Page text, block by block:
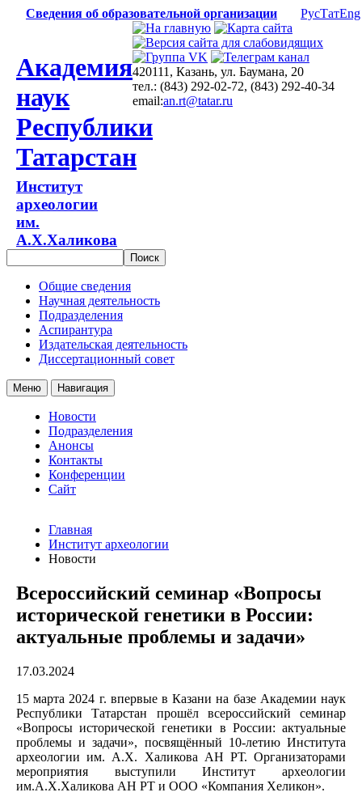
Сведения об образовательной организации РусТатEng
Академия
наук
Республики
Татарстан
Институт
археологии
им.
А.Х.Халикова
420111, Казань, ул. Баумана, 20
тел.: (843) 292-02-72, (843) 292-40-34
email:an.rt@tatar.ru
Общие сведения
Научная деятельность
Подразделения
Аспирантура
Издательская деятельность
Диссертационный совет
Меню Навигация
Новости
Подразделения
Анонсы
Контакты
Конференции
Сайт
Главная
Институт археологии
Новости
Всероссийский семинар «Вопросы
исторической генетики в России:
актуальные проблемы и задачи»
17.03.2024
15 марта 2024 г. впервые в Казани на базе Академии наук
Республики Татарстан прошёл всероссийский семинар
«Вопросы исторической генетики в России: актуальные
проблемы и задачи», посвящённый 10-летию Института
археологии им. А.Х. Халикова АН РТ. Организаторами
мероприятия выступили Институт археологии
им.А.Х.Халикова АН РТ и ООО «Компания Хеликон».